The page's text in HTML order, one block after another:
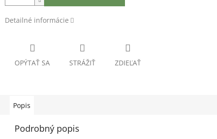
Detailné informácie
OPÝTAŤ SA STRÁŽIŤ ZDIEĽAŤ
Popis
Podrobný popis